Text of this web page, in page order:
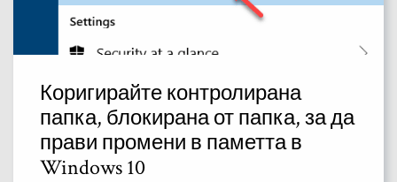
Коригирайте контролирана
папка, блокирана от папка, за да
прави промени в паметта в
Windows 10